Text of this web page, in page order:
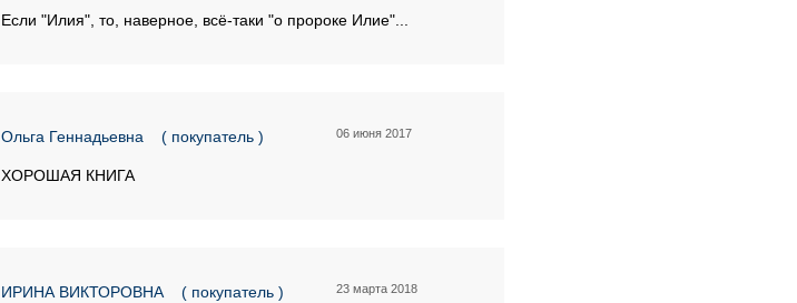
Если "Илия", то, наверное, всё-таки "о пророке Илие"...
Ольга Геннадьевна ( покупатель ) 06 июня 2017
ХОРОШАЯ КНИГА
ИРИНА ВИКТОРОВНА ( покупатель ) 23 марта 2018